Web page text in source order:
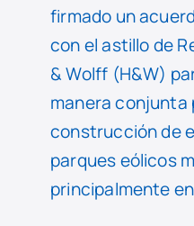
firmado un
con el astillo de
& Wolff (H&W)
manera conjunta
construcción de
parques eólicos
principalmente